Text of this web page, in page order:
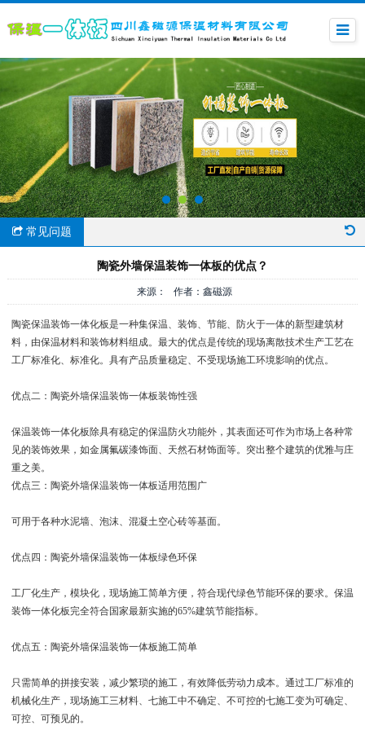
常见问题
陶瓷外墙保温装饰一体板的优点？
来源： 作者：鑫磁源
陶瓷保温装饰一体化板是一种集保温、装饰、节能、防火于一体的新型建筑材
料，由保温材料和装饰材料组成。最大的优点是传统的现场离散技术生产工艺在
工厂标准化、标准化。具有产品质量稳定、不受现场施工环境影响的优点。
优点二：陶瓷外墙保温装饰一体板装饰性强
保温装饰一体化板除具有稳定的保温防火功能外，其表面还可作为市场上各种常
见的装饰效果，如金属氟碳漆饰面、天然石材饰面等。突出整个建筑的优雅与庄
重之美。
优点三：陶瓷外墙保温装饰一体板适用范围广
可用于各种水泥墙、泡沫、混凝土空心砖等基面。
优点四：陶瓷外墙保温装饰一体板绿色环保
工厂化生产，模块化，现场施工简单方便，符合现代绿色节能环保的要求。保温
装饰一体化板完全符合国家最新实施的65%建筑节能指标。
优点五：陶瓷外墙保温装饰一体板施工简单
只需简单的拼接安装，减少繁琐的施工，有效降低劳动力成本。通过工厂标准的
机械化生产，现场施工三材料、七施工中不确定、不可控的七施工变为可确定、
可控、可预见的。